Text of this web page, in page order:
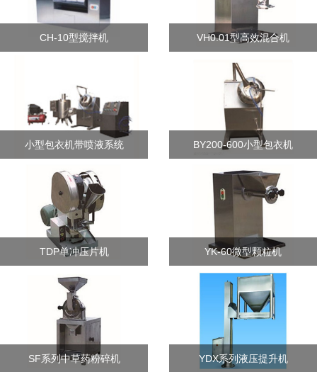
CH-10型搅拌机 VH0.01型高效混合机
小型包衣机带喷液系统 BY200-600小型包衣机
TDP单冲压片机 YK-60微型颗粒机
SF系列中草药粉碎机 YDX系列液压提升机